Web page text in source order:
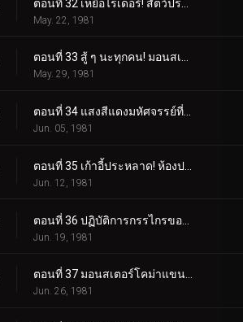
May. 22, 1981
ตอนที่ 33 สู้ ๆ นะทุกคน! มอนสเตอร์ RC ที่น่ากลัว
May. 29, 1981
Jun. 05, 1981
Jun. 12, 1981
Jun. 19, 1981
ตอนที่ 37 มอนสเตอร์โคม่าแขนใหญ่! เดธแมตช์ที่ประภาคาร!!
Jun. 26, 1981